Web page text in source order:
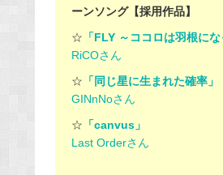
ーンソング【採用作品】
☆ 「FLY ～ココロは羽根にな
RiCOさん
☆ 「同じ星に生まれた確率」
GINnNoさん
☆ 「canvus」
Last Orderさん